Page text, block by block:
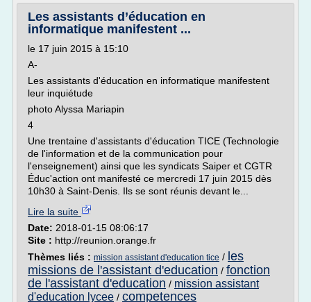
Les assistants d’éducation en
informatique manifestent ...
le 17 juin 2015 à 15:10
A-
Les assistants d'éducation en informatique manifestent
leur inquiétude
photo Alyssa Mariapin
4
Une trentaine d'assistants d'éducation TICE (Technologie
de l'information et de la communication pour
l'enseignement) ainsi que les syndicats Saiper et CGTR
Éduc'action ont manifesté ce mercredi 17 juin 2015 dès
10h30 à Saint-Denis. Ils se sont réunis devant le...
Lire la suite
Date: 2018-01-15 08:06:17
Site : http://reunion.orange.fr
Thèmes liés : mission assistant d'education tice / les
missions de l'assistant d'education / fonction
de l'assistant d'education / mission assistant
d'education lycee / competences